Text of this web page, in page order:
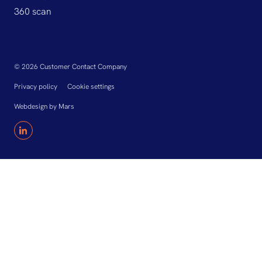
360 scan
© 2026 Customer Contact Company
Privacy policy Cookie settings
Webdesign by Mars